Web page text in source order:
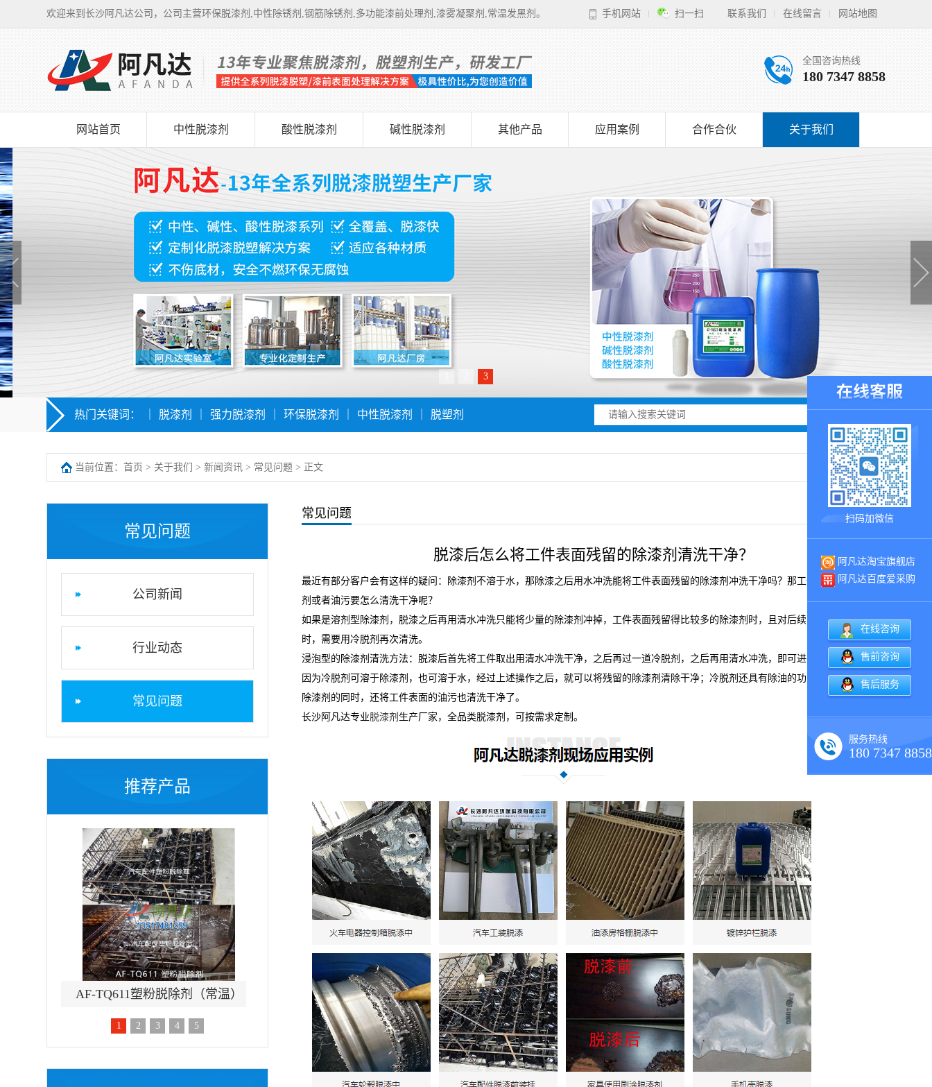
欢迎来到长沙阿凡达公司，公司主营环保脱漆剂,中性除锈剂,钢筋除锈剂,多功能漆前处理剂,漆雾凝聚剂,常温发黑剂。 联系我们 在线留言 网站地图
手机网站 扫一扫
全国咨询热线
180 7347 8858
网站首页 中性脱漆剂 酸性脱漆剂 碱性脱漆剂 其他产品 应用案例 合作合伙 关于我们
3
热门关键词： 脱漆剂 强力脱漆剂 环保脱漆剂 中性脱漆剂 脱塑剂
当前位置： 首页 > 关于我们 > 新闻资讯 > 常见问题 > 正文
常见问题
公司新闻
行业动态
常见问题
推荐产品
AF-TQ611塑粉脱除剂（常温） AF-TQ601钢铁脱漆剂 AF-TQ615轮毂脱漆剂 AF-TQ612强力刷涂脱漆剂
1 2 3 4 5
常见问题
脱漆后怎么将工件表面残留的除漆剂清洗干净？
最近有部分客户会有这样的疑问：除漆剂不溶于水，那除漆之后用水冲洗能将工件表面残留的除漆剂冲洗干净吗？那工件表面残留的除漆
剂或者油污要怎么清洗干净呢？
如果是溶剂型除漆剂，脱漆之后再用清水冲洗只能将少量的除漆剂冲掉，工件表面残留得比较多的除漆剂时，且对后续的喷漆要求比较高
时，需要用冷脱剂再次清洗。
浸泡型的除漆剂清洗方法：脱漆后首先将工件取出用清水冲洗干净，之后再过一道冷脱剂，之后再用清水冲洗，即可进行再次喷漆。
因为冷脱剂可溶于除漆剂，也可溶于水，经过上述操作之后，就可以将残留的除漆剂清除干净；冷脱剂还具有除油的功能，在清除残留的
除漆剂的同时，还将工件表面的油污也清洗干净了。
长沙阿凡达专业脱漆剂 生产厂家，全品类脱漆剂，可按需求定制。
扫码加微信
阿凡达淘宝旗舰店
阿凡达百度爱采购
在线咨询
售前咨询
售后服务
服务热线
180 7347 8858